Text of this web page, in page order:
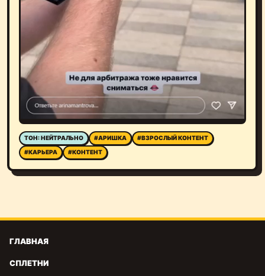
ТОН: НЕЙТРАЛЬНО #АРИШКА
#ВЗРОСЛЫЙ КОНТЕНТ
#КАРЬЕРА
#КОНТЕНТ
ГЛАВНАЯ
СПЛЕТНИ